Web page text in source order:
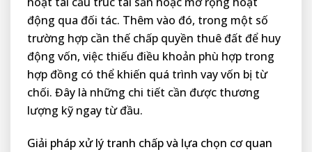
động qua đối tác. Thêm vào đó, trong một số
trường hợp cần thế chấp quyền thuê đất để huy
động vốn, việc thiếu điều khoản phù hợp trong
hợp đồng có thể khiến quá trình vay vốn bị từ
chối. Đây là những chi tiết cần được thương
lượng kỹ ngay từ đầu.
Giải pháp xử lý tranh chấp và lựa chọn cơ quan